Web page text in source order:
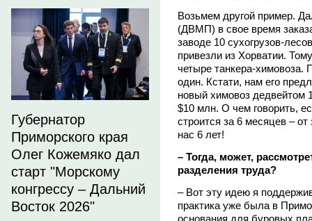
Губернатор
Приморского края
Олег Кожемяко дал
старт "Морскому
конгрессу – Дальний
Восток 2026"
Возьмем другой пример.
(ДВМП) в свое время
заводе 10 сухогрузов-
привезли из Хорватии.
четыре танкера-химовоза.
один. Кстати, нам его
новый химовоз дедвейтом
$10 млн. О чем говорить,
строится за 6 месяцев –
нас 6 лет!
– Тогда, может,
разделения труда?
– Вот эту идею я
практика уже была в
основания для буровых